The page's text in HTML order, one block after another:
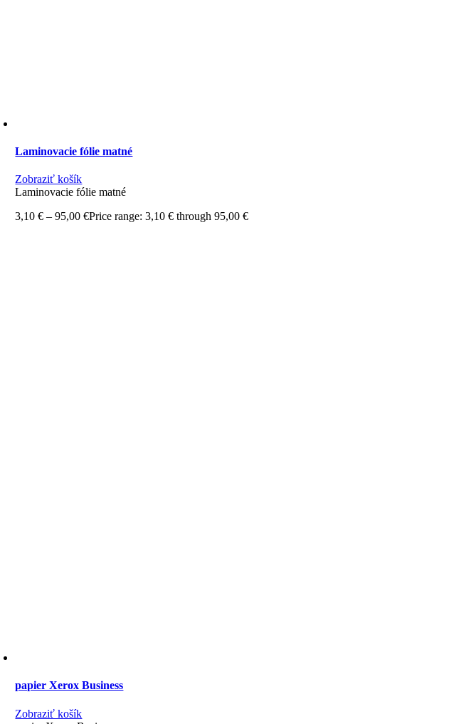
Laminovacie fólie matné
Zobraziť košík
Laminovacie fólie matné
3,10€ – 95,00€Price range: 3,10 € through 95,00 €
papier Xerox Business
Zobraziť košík